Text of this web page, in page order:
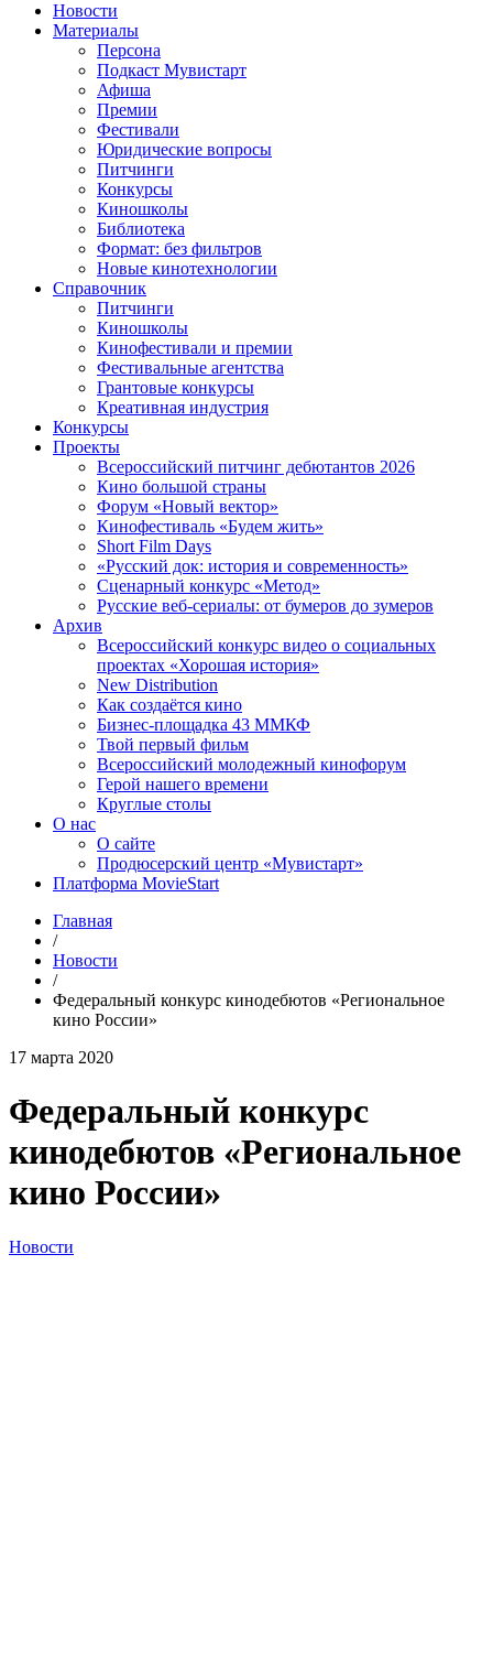
Новости
Материалы
Персона
Подкаст Мувистарт
Афиша
Премии
Фестивали
Юридические вопросы
Питчинги
Конкурсы
Киношколы
Библиотека
Формат: без фильтров
Новые кинотехнологии
Справочник
Питчинги
Киношколы
Кинофестивали и премии
Фестивальные агентства
Грантовые конкурсы
Креативная индустрия
Конкурсы
Проекты
Всероссийский питчинг дебютантов 2026
Кино большой страны
Форум «Новый вектор»
Кинофестиваль «Будем жить»
Short Film Days
«Русский док: история и современность»
Сценарный конкурс «Метод»
Русские веб-сериалы: от бумеров до зумеров
Архив
Всероссийский конкурс видео о социальных
проектах «Хорошая история»
New Distribution
Как создаётся кино
Бизнес-площадка 43 ММКФ
Твой первый фильм
Всероссийский молодежный кинофорум
Герой нашего времени
Круглые столы
О нас
О сайте
Продюсерский центр «Мувистарт»
Платформа MovieStart
Главная
/
Новости
/
Федеральный конкурс кинодебютов «Региональное
кино России»
17 марта 2020
Федеральный конкурс
кинодебютов «Региональное
кино России»
Новости